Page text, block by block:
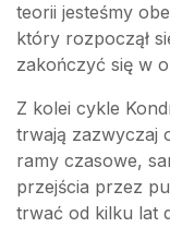
teorii jesteśmy
który rozpoczął
zakończyć się w
Z kolei cykle
trwają zazwyczaj
ramy czasowe,
przejścia przez
trwać od kilku lat